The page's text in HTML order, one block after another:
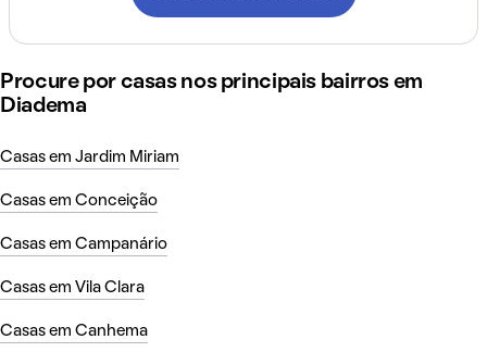
Procure por casas nos principais bairros em
Diadema
Casas em Jardim Miriam
Casas em Conceição
Casas em Campanário
Casas em Vila Clara
Casas em Canhema